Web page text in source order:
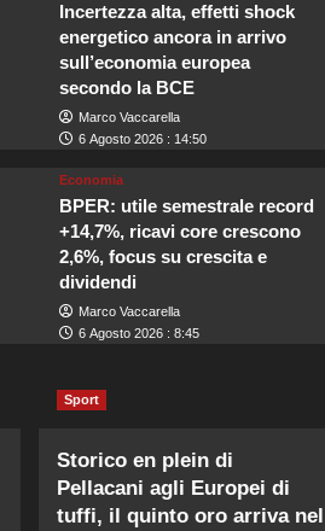
Incertezza alta, effetti shock
energetico ancora in arrivo
sull’economia europea
secondo la BCE
Marco Vaccarella
6 Agosto 2026 : 14:50
Economia
BPER: utile semestrale record
+14,7%, ricavi core crescono
2,6%, focus su crescita e
dividendi
Marco Vaccarella
6 Agosto 2026 : 8:45
Sport
Storico en plein di
Pellacani agli Europei di
tuffi, il quinto oro arriva nel